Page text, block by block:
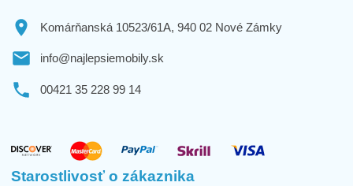
Komárňanská 10523/61A, 940 02 Nové Zámky
info@najlepsiemobily.sk
00421 35 228 99 14
Starostlivosť o zákaznika